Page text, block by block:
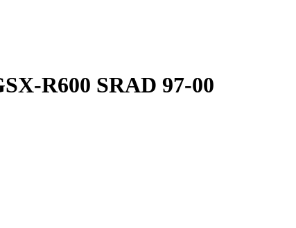
R600 SRAD 97-00